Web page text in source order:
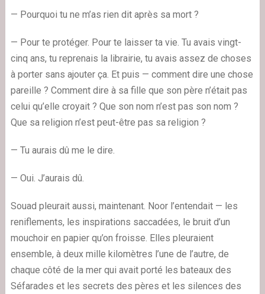
— Pourquoi tu ne m’as rien dit après sa mort ?
— Pour te protéger. Pour te laisser ta vie. Tu avais vingt-
cinq ans, tu reprenais la librairie, tu avais assez de choses
à porter sans ajouter ça. Et puis — comment dire une chose
pareille ? Comment dire à sa fille que son père n’était pas
celui qu’elle croyait ? Que son nom n’est pas son nom ?
Que sa religion n’est peut-être pas sa religion ?
— Tu aurais dû me le dire.
— Oui. J’aurais dû.
Souad pleurait aussi, maintenant. Noor l’entendait — les
reniflements, les inspirations saccadées, le bruit d’un
mouchoir en papier qu’on froisse. Elles pleuraient
ensemble, à deux mille kilomètres l’une de l’autre, de
chaque côté de la mer qui avait porté les bateaux des
Séfarades et les secrets des pères et les silences des